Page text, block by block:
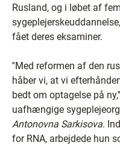
Rusland, og i løbet af
fået deres eksaminer.
''Med reformen af den
håber vi, at vi
bedt om optagelse på
uafhængige
Antonovna Sarkisova.
for RNA, arbejdede hun